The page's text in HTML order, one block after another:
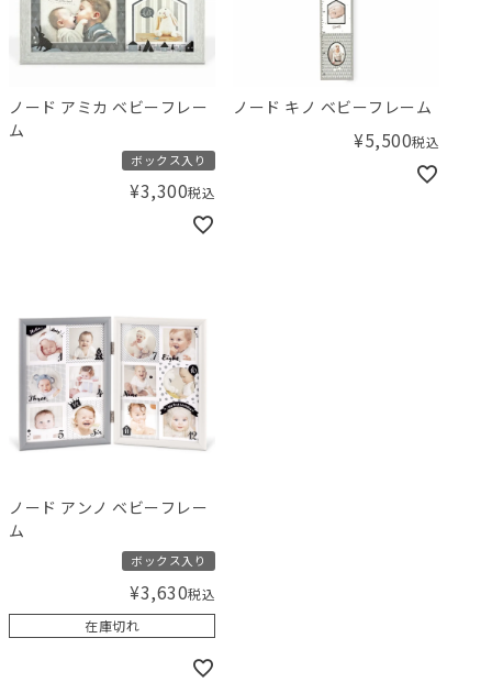
ノード アミカ ベビーフレー
ム
ボックス入り
¥3,300税込
ノード キノ ベビーフレーム
¥5,500税込
ノード アンノ ベビーフレー
ム
ボックス入り
¥3,630税込
在庫切れ